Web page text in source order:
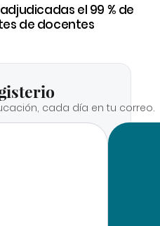
el 99 % de
de docentes
cada día en tu correo.